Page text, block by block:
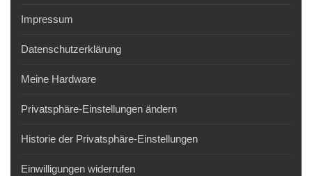
Impressum
Datenschutzerklärung
Meine Hardware
Privatsphäre-Einstellungen ändern
Historie der Privatsphäre-Einstellungen
Einwilligungen widerrufen